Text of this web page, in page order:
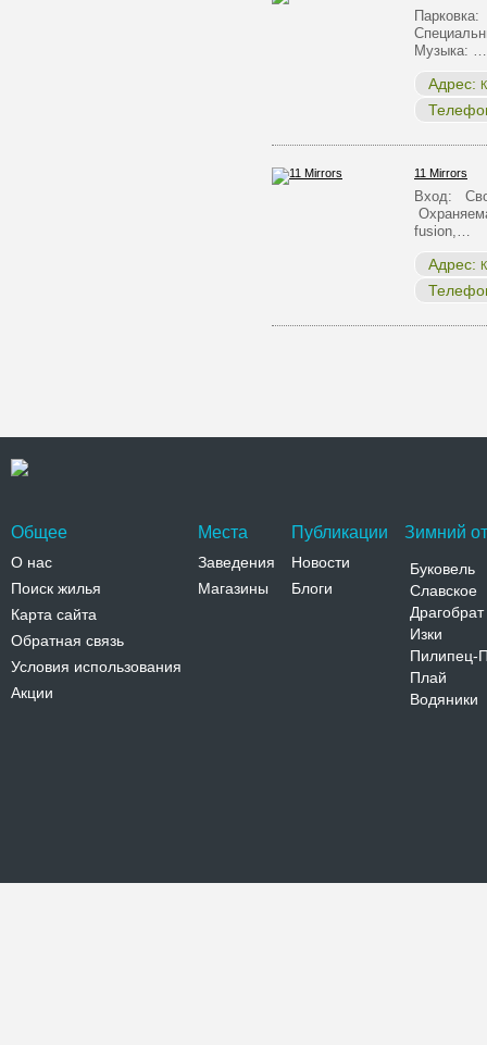
Музыка: …
Адрес:
11 Mirrors
Вход:
fusion,…
Адрес:
Общее
О нас
Поиск жилья
Карта сайта
Обратная связь
Условия использования
Акции
Места
Заведения
Магазины
Публикации
Новости
Блоги
Зимний
Буковель
Славское
Драгобрат
Изки
Пилипец-
Плай
Водяники